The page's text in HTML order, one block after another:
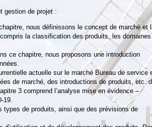
gestion de projet :
nous définissons le concept de marché et
la classification des produits, les domaines
ce chapitre, nous proposons une introduction
actuelle sur le marché Bureau de service
de marché, des introductions de produits, etc.
3 comprend l’analyse mise en évidence –
19.
types de produits, ainsi que des prévisions de